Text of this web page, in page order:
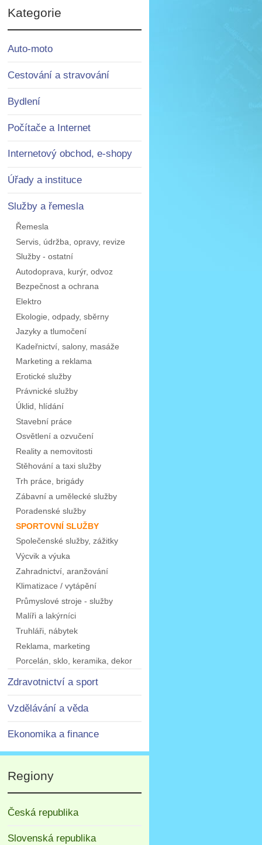
Kategorie
Auto-moto
Cestování a stravování
Bydlení
Počítače a Internet
Internetový obchod, e-shopy
Úřady a instituce
Služby a řemesla
Řemesla
Servis, údržba, opravy, revize
Služby - ostatní
Autodoprava, kurýr, odvoz
Bezpečnost a ochrana
Elektro
Ekologie, odpady, sběrny
Jazyky a tlumočení
Kadeřnictví, salony, masáže
Marketing a reklama
Erotické služby
Právnické služby
Úklid, hlídání
Stavební práce
Osvětlení a ozvučení
Reality a nemovitosti
Stěhování a taxi služby
Trh práce, brigády
Zábavní a umělecké služby
Poradenské služby
SPORTOVNÍ SLUŽBY
Společenské služby, zážitky
Výcvik a výuka
Zahradnictví, aranžování
Klimatizace / vytápění
Průmyslové stroje - služby
Malíři a lakýrníci
Truhláři, nábytek
Reklama, marketing
Porcelán, sklo, keramika, dekor
Zdravotnictví a sport
Vzdělávání a věda
Ekonomika a finance
Regiony
Česká republika
Slovenská republika